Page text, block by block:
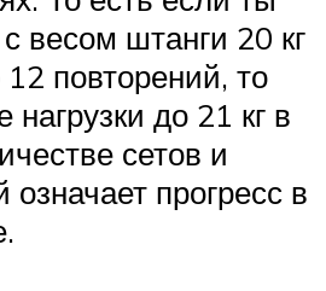
весом штанги 20 кг
повторений, то
нагрузки до 21 кг в
сетов и
означает прогресс в